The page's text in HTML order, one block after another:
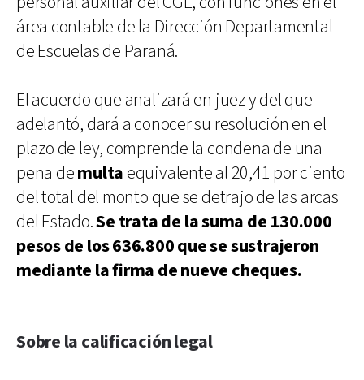
área contable de la Dirección Departamental
de Escuelas de Paraná.
El acuerdo que analizará en juez y del que
adelantó, dará a conocer su resolución en el
plazo de ley, comprende la condena de una
pena demulta equivalente al 20,41 por ciento
del total del monto que se detrajo de las arcas
del Estado.Se trata de la suma de 130.000
pesos de los 636.800 que se sustrajeron
mediante la firma de nueve cheques.
Sobre la calificación legal